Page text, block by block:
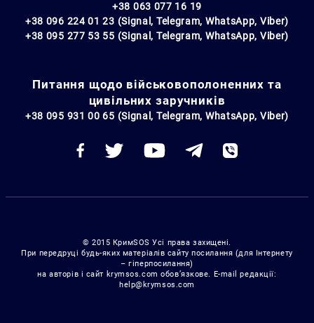
+38 063 077 16 19
+38 096 224 01 23 (Signal, Telegram, WhatsApp, Viber)
+38 095 277 53 55 (Signal, Telegram, WhatsApp, Viber)
Питання щодо військовополоненних та
цивільних заручників
+38 095 931 00 65 (Signal, Telegram, WhatsApp, Viber)
© 2015 КримSOS Усі права захищені.
При передруці будь-яких матеріалів сайту посилання (для Інтернету
– гіперпосилання)
на авторів і сайт krymsos.com обов’язкове. E-mail редакції:
help@krymsos.com